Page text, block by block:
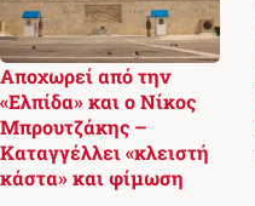
Αποχωρεί από την
«Ελπίδα» και ο Νίκος
Μπρουτζάκης –
Καταγγέλλει «κλειστή
κάστα» και φίμωση